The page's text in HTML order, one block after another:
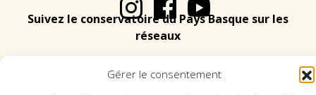
Gérer le consentement
Suivez le conservatoire du Pays Basque sur les
réseaux